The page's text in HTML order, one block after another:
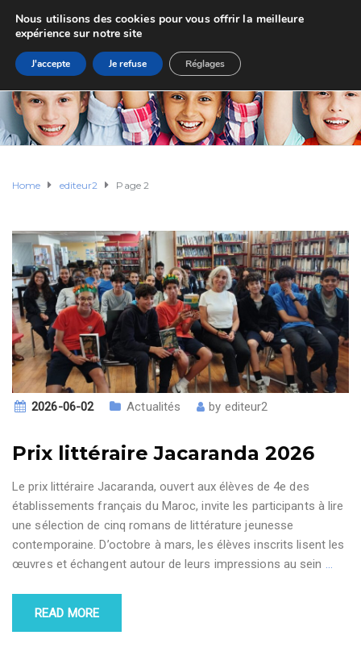
Home editeur2 Page 2
2026-06-02 Actualités by editeur2
Prix littéraire Jacaranda 2026
Le prix littéraire Jacaranda, ouvert aux élèves de 4e des
établissements français du Maroc, invite les participants à lire
une sélection de cinq romans de littérature jeunesse
contemporaine. D’octobre à mars, les élèves inscrits lisent les
œuvres et échangent autour de leurs impressions au sein …
READ MORE
Nous utilisons des cookies pour vous offrir la meilleure
expérience sur notre site
J'accepte Je refuse Réglages